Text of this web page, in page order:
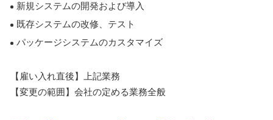
新規システムの開発および導入
既存システムの改修、テスト
パッケージシステムのカスタマイズ
【雇い入れ直後】上記業務
【変更の範囲】会社の定める業務全般